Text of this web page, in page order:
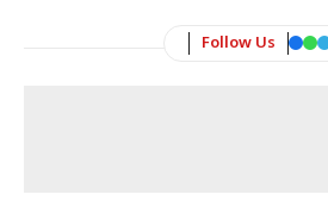
Follow Us